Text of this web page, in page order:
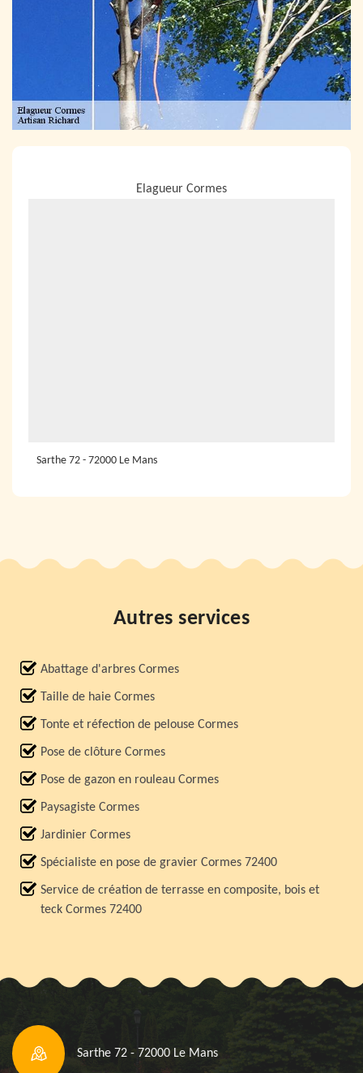
Elagueur Cormes
Sarthe 72 - 72000 Le Mans
Autres services
Abattage d'arbres Cormes
Taille de haie Cormes
Tonte et réfection de pelouse Cormes
Pose de clôture Cormes
Pose de gazon en rouleau Cormes
Paysagiste Cormes
Jardinier Cormes
Spécialiste en pose de gravier Cormes 72400
Service de création de terrasse en composite, bois et
teck Cormes 72400
Sarthe 72 - 72000 Le Mans